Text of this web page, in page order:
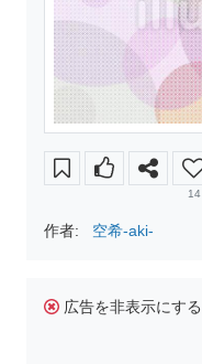
14
作者: 空希-aki-
広告を非表示にする